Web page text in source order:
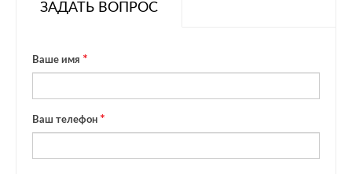
ЗАДАТЬ ВОПРОС
Ваше имя
Ваш телефон